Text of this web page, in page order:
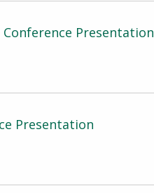
Presentation
Presentation